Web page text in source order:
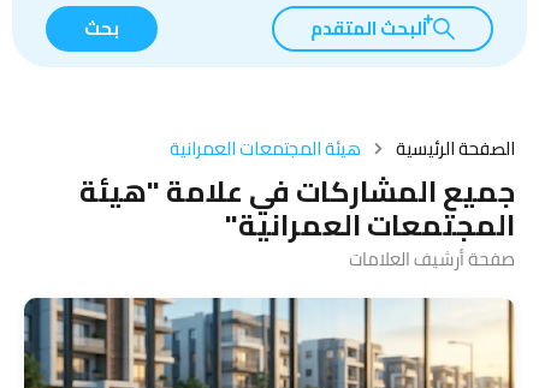
البحث المتقدم بحث
الصفحة الرئيسية هيئة المجتمعات العمرانية
جميع المشاركات في علامة "هيئة
المجتمعات العمرانية"
صفحة أرشيف العلامات